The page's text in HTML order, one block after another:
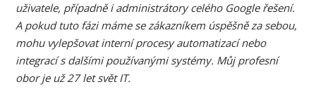
uživatele, případně i administrátory celého Google řešení.
A pokud tuto fázi máme se zákazníkem úspěšně za sebou,
mohu vylepšovat interní procesy automatizací nebo
integrací s dalšími používanými systémy. Můj profesní
obor je už 27 let svět IT.